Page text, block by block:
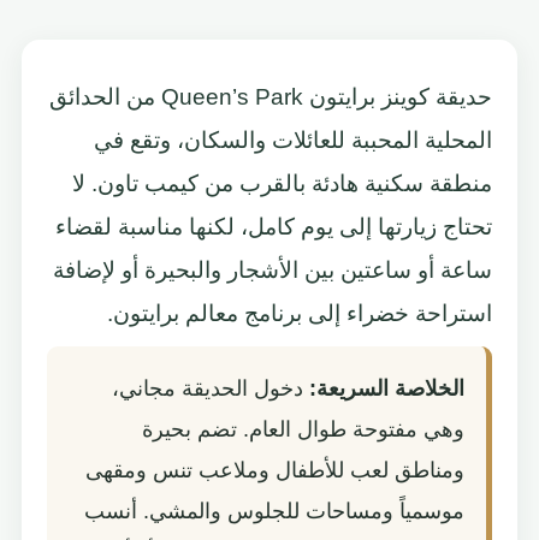
حديقة كوينز برايتون Queen’s Park من الحدائق
المحلية المحببة للعائلات والسكان، وتقع في
منطقة سكنية هادئة بالقرب من كيمب تاون. لا
تحتاج زيارتها إلى يوم كامل، لكنها مناسبة لقضاء
ساعة أو ساعتين بين الأشجار والبحيرة أو لإضافة
استراحة خضراء إلى برنامج معالم برايتون.
الخلاصة السريعة: دخول الحديقة مجاني،
وهي مفتوحة طوال العام. تضم بحيرة
ومناطق لعب للأطفال وملاعب تنس ومقهى
موسمياً ومساحات للجلوس والمشي. أنسب